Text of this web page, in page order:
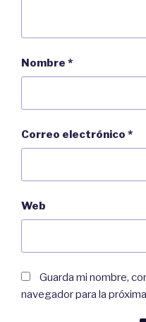
Nombre *
Correo electrónico *
Web
Guarda mi nombre,
navegador para la